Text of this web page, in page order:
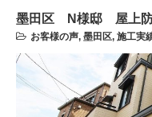
墨田区 N様邸 屋上防
お客様の声, 墨田区, 施工実